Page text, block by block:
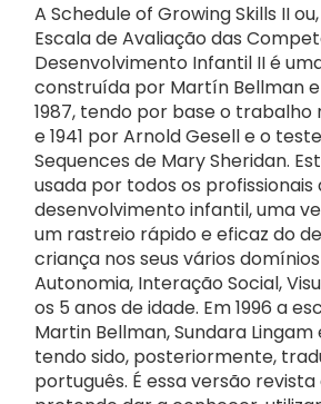
Voz
A Schedule of Growing Skills II
Escala de Avaliação das
Desenvolvimento Infantil II é
construída por Martín Bellman
1987, tendo por base o trabalho
e 1941 por Arnold Gesell e o teste
Sequences de Mary Sheridan.
usada por todos os profissionais
desenvolvimento infantil, uma
um rastreio rápido e eficaz do
criança nos seus vários
Autonomia, Interação Social,
os 5 anos de idade. Em 1996 a
Martin Bellman, Sundara
tendo sido, posteriormente,
português. É essa versão